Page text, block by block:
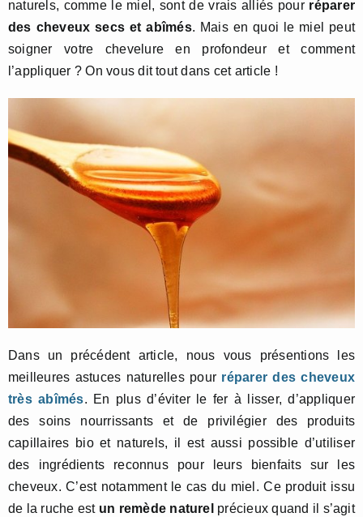
naturels, comme le miel, sont de vrais alliés pour réparer
des cheveux secs et abîmés. Mais en quoi le miel peut
soigner votre chevelure en profondeur et comment
l’appliquer ? On vous dit tout dans cet article !
Dans un précédent article, nous vous présentions les
meilleures astuces naturelles pour réparer des cheveux
très abîmés. En plus d’éviter le fer à lisser, d’appliquer
des soins nourrissants et de privilégier des produits
capillaires bio et naturels, il est aussi possible d’utiliser
des ingrédients reconnus pour leurs bienfaits sur les
cheveux. C’est notamment le cas du miel. Ce produit issu
de la ruche est un remède naturel précieux quand il s’agit